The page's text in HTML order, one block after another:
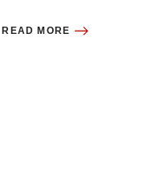
READ MORE